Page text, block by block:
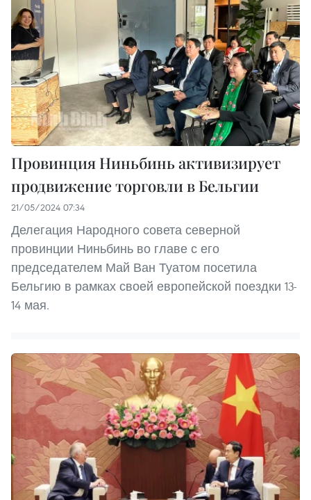
Провинция Ниньбинь активизирует
продвижение торговли в Бельгии
21/05/2024 07:34
Делегация Народного совета северной
провинции Ниньбинь во главе с его
председателем Май Ван Туатом посетила
Бельгию в рамках своей европейской поездки 13-
14 мая.